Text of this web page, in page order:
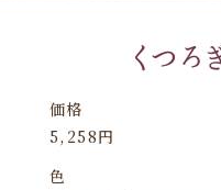
価格
5,258円
色